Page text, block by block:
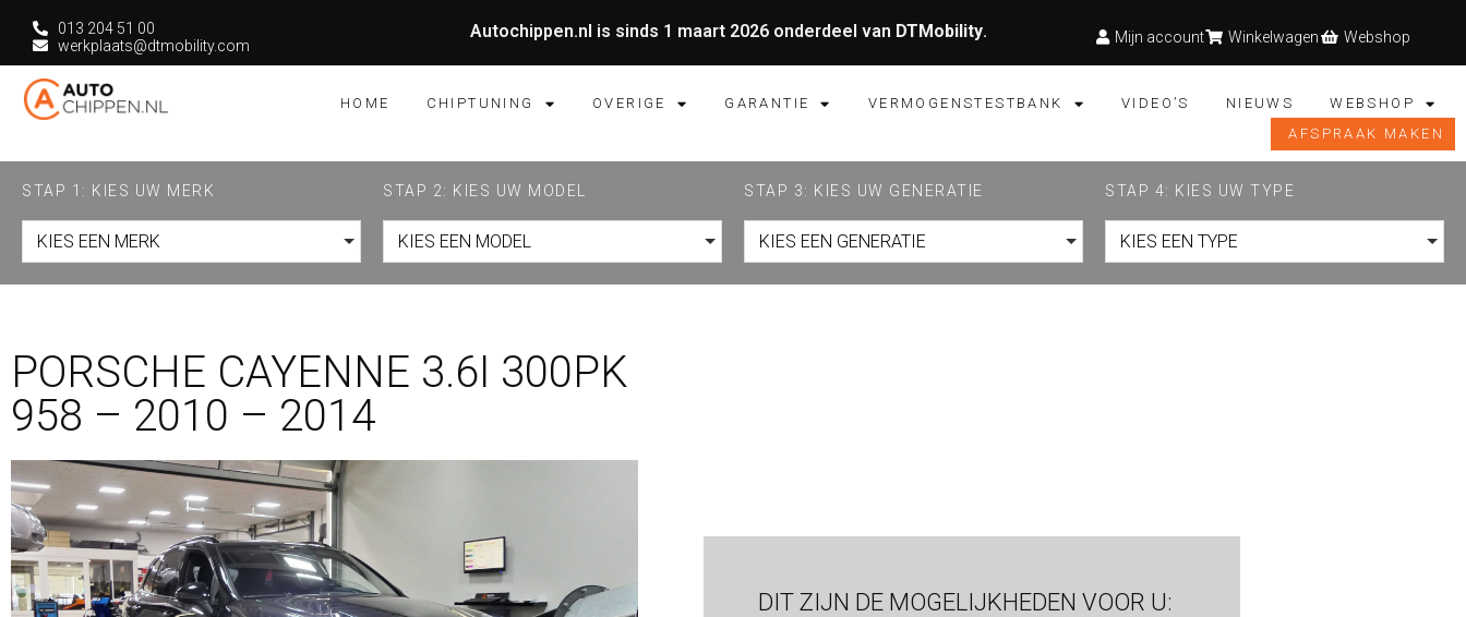
013 204 51 00
werkplaats@dtmobility.com
Autochippen.nl is sinds 1 maart 2026 onderdeel van DTMobility. Mijn account Winkelwagen Webshop
HOME CHIPTUNING OVERIGE GARANTIE VERMOGENSTESTBANK VIDEO’S NIEUWS
WEBSHOP
AFSPRAAK MAKEN
STAP 1: KIES UW MERK
KIES EEN MERK
STAP 2: KIES UW MODEL
KIES EEN MODEL
STAP 3: KIES UW GENERATIE
KIES EEN GENERATIE
STAP 4: KIES UW TYPE
KIES EEN TYPE
PORSCHE CAYENNE 3.6I 300PK
958 – 2010 – 2014
DIT ZIJN DE MOGELIJKHEDEN VOOR U: